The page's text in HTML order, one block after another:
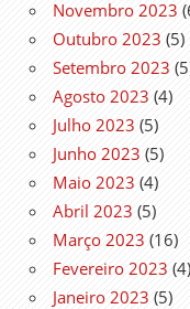
Novembro 2023
Outubro 2023 (5)
Setembro 2023
Agosto 2023 (4)
Julho 2023 (5)
Junho 2023 (5)
Maio 2023 (4)
Abril 2023 (5)
Março 2023 (16)
Fevereiro 2023 (4)
Janeiro 2023 (5)